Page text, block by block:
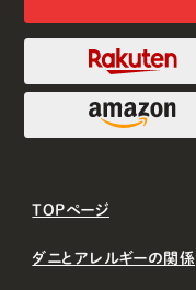
TOPページ
ダニとアレルギーの関係